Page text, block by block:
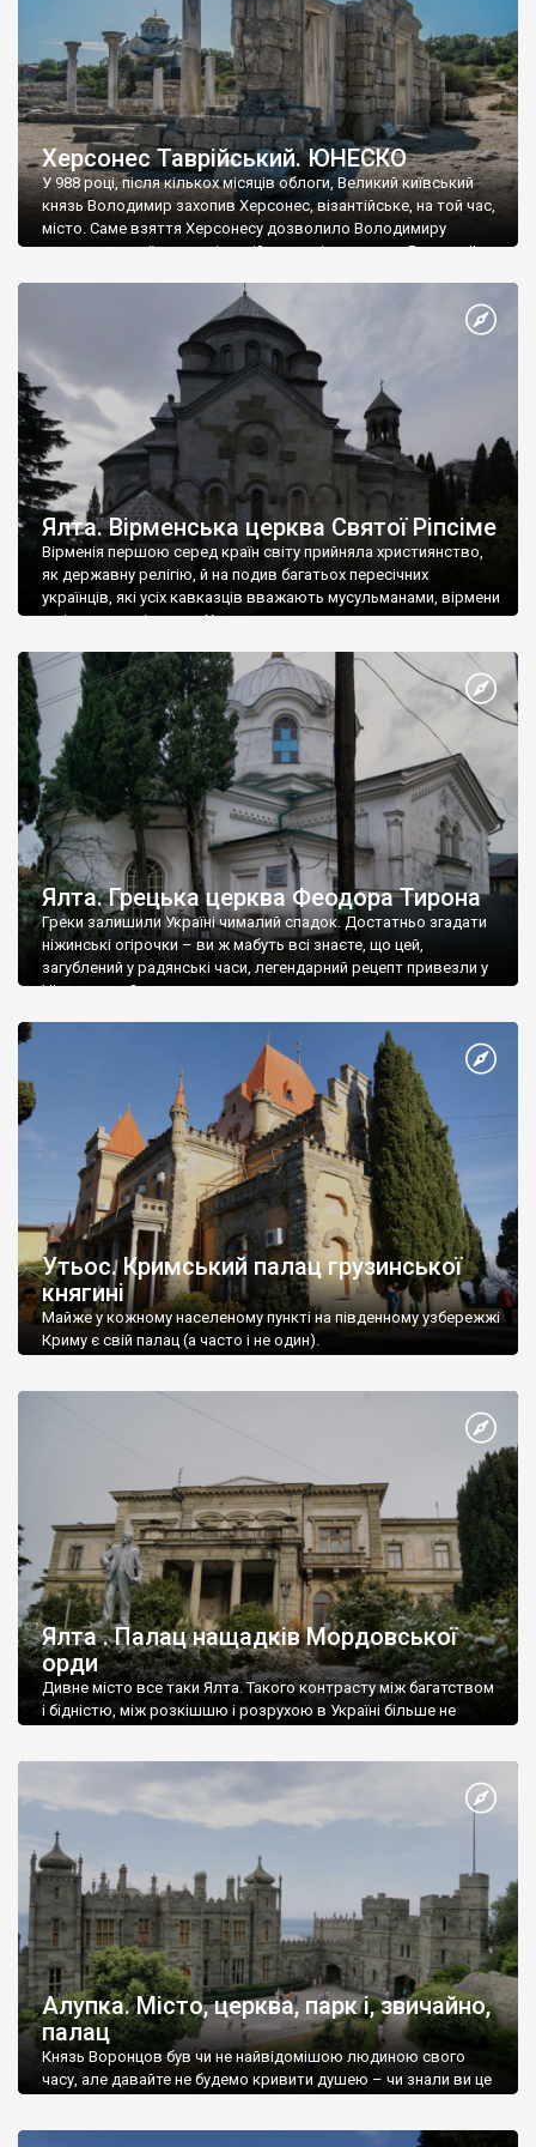
Херсонес Таврійський. ЮНЕСКО
У 988 році, після кількох місяців облоги, Великий київський
князь Володимир захопив Херсонес, візантійське, на той час,
місто. Саме взяття Херсонесу дозволило Володимиру
диктувати свої умови візантійському імператору Василю ІІ, та
Херсонесі Володимир-язичник, став Василем-християнином.
А потім було Хрещення Русі. На честь Херсонесу Таврійського
Ялта. Вірменська церква Святої Ріпсіме
Вірменія першою серед країн світу прийняла християнство,
як державну релігію, й на подив багатьох пересічних
українців, які усіх кавказців вважають мусульманами, вірмени
є відданими вірянами Христа
Ялта. Грецька церква Феодора Тирона
Греки залишили Україні чималий спадок. Достатньо згадати
ніжинські огірочки – ви ж мабуть всі знаєте, що цей,
загублений у радянські часи, легендарний рецепт привезли у
Ніжин греки?
Утьос. Кримський палац грузинської
княгині
Майже у кожному населеному пункті на південному узбережжі
Криму є свій палац (а часто і не один).
Ялта . Палац нащадків Мордовської
орди
Дивне місто все таки Ялта. Такого контрасту між багатством
і бідністю, між розкішшю і розрухою в Україні більше не
Алупка. Місто, церква, парк і, звичайно,
палац
Князь Воронцов був чи не найвідомішою людиною свого
часу, але давайте не будемо кривити душею – чи знали ви це